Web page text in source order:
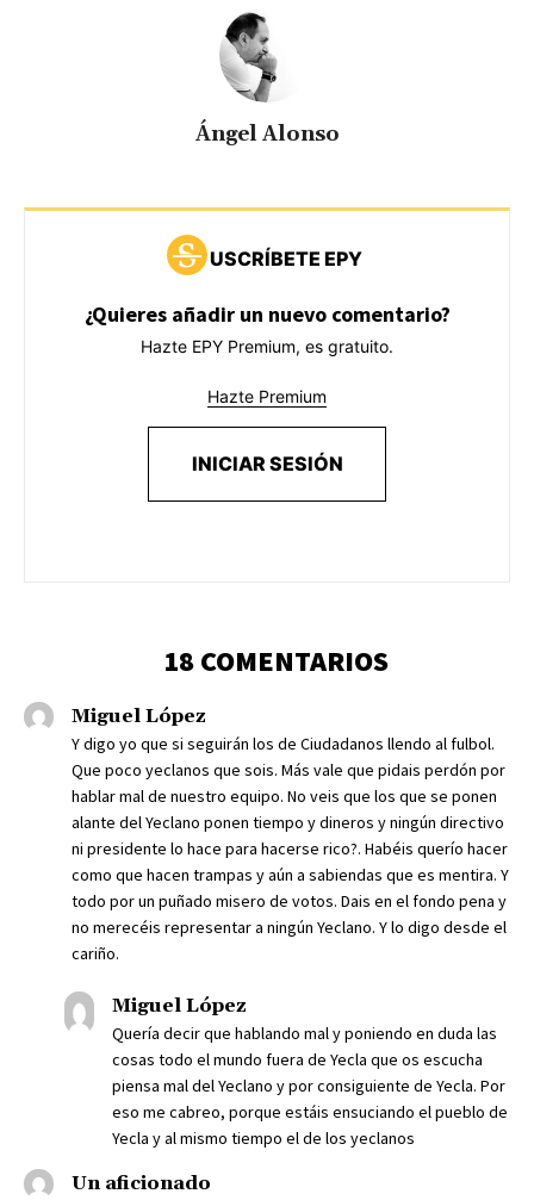
Ángel Alonso
USCRÍBETE EPY
¿Quieres añadir un nuevo comentario?
Hazte EPY Premium, es gratuito.
Hazte Premium
INICIAR SESIÓN
18 COMENTARIOS
Miguel López
Y digo yo que si seguirán los de Ciudadanos llendo al fulbol.
Que poco yeclanos que sois. Más vale que pidais perdón por
hablar mal de nuestro equipo. No veis que los que se ponen
alante del Yeclano ponen tiempo y dineros y ningún directivo
ni presidente lo hace para hacerse rico?. Habéis querío hacer
como que hacen trampas y aún a sabiendas que es mentira. Y
todo por un puñado misero de votos. Dais en el fondo pena y
no merecéis representar a ningún Yeclano. Y lo digo desde el
cariño.
Miguel López
Quería decir que hablando mal y poniendo en duda las
cosas todo el mundo fuera de Yecla que os escucha
piensa mal del Yeclano y por consiguiente de Yecla. Por
eso me cabreo, porque estáis ensuciando el pueblo de
Yecla y al mismo tiempo el de los yeclanos
Un aficionado